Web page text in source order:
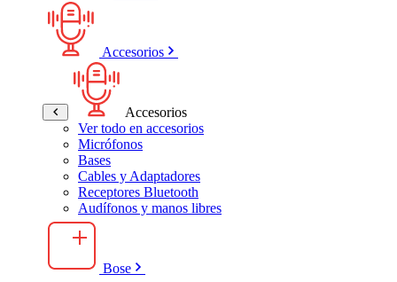
Accesorios
Accesorios
Ver todo en accesorios
Micrófonos
Bases
Cables y Adaptadores
Receptores Bluetooth
Audífonos y manos libres
Bose